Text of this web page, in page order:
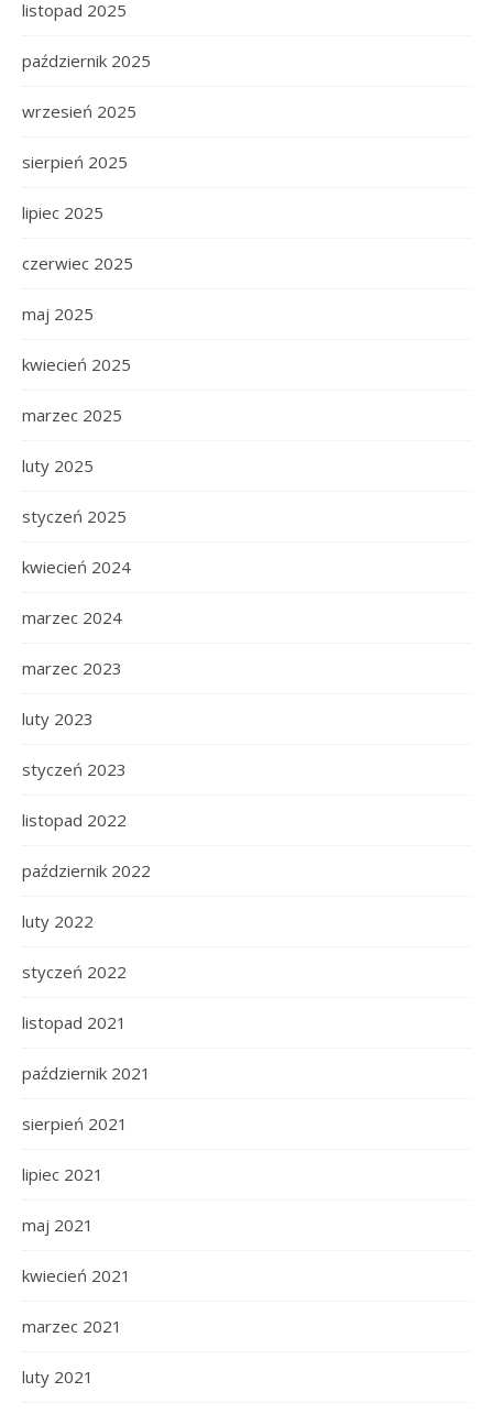
listopad 2025
październik 2025
wrzesień 2025
sierpień 2025
lipiec 2025
czerwiec 2025
maj 2025
kwiecień 2025
marzec 2025
luty 2025
styczeń 2025
kwiecień 2024
marzec 2024
marzec 2023
luty 2023
styczeń 2023
listopad 2022
październik 2022
luty 2022
styczeń 2022
listopad 2021
październik 2021
sierpień 2021
lipiec 2021
maj 2021
kwiecień 2021
marzec 2021
luty 2021